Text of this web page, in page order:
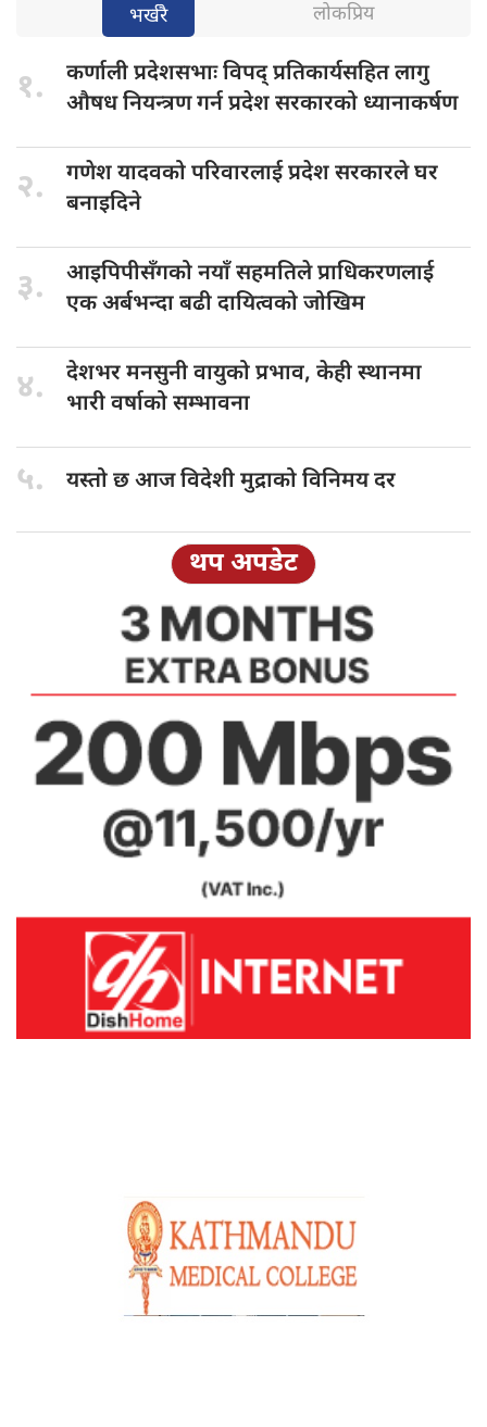
भर्खरै लोकप्रिय
१. कर्णाली प्रदेशसभाःविपद् प्रतिकार्यसहित लागु
औषध नियन्त्रण गर्न प्रदेश सरकारको ध्यानाकर्षण
२. गणेश यादवकोपरिवारलाई प्रदेश सरकारले घर
बनाइदिने
३. आइपिपीसँगको नयाँसहमतिले प्राधिकरणलाई
एक अर्बभन्दा बढी दायित्वको जोखिम
४. देशभर मनसुनीवायुको प्रभाव, केही स्थानमा
भारी वर्षाको सम्भावना
५. यस्तो छआज विदेशी मुद्राको विनिमय दर
थप अपडेट